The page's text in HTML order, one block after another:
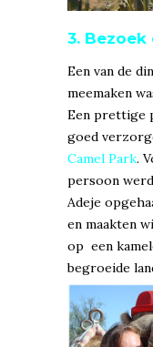
3.
Een van de
meemaken
Een prettige
goed
Camel Park.
persoon
Adeje
en maakten
op een
begroeide